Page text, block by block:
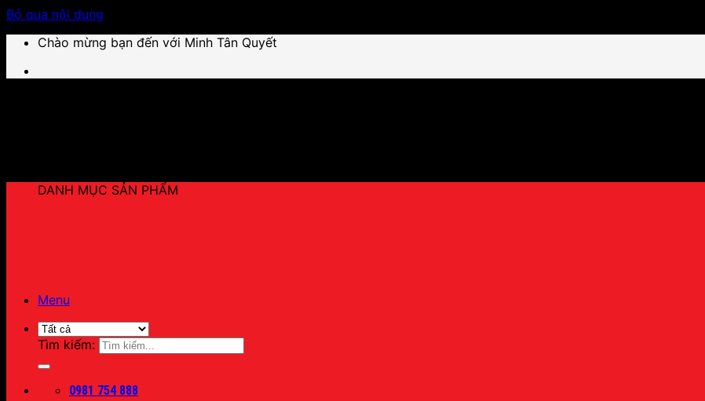
Bỏ qua nội dung
Chào mừng bạn đến với Minh Tân Quyết
Menu
Tìm kiếm:
0981 754 888
DANH MỤC SẢN PHẨM